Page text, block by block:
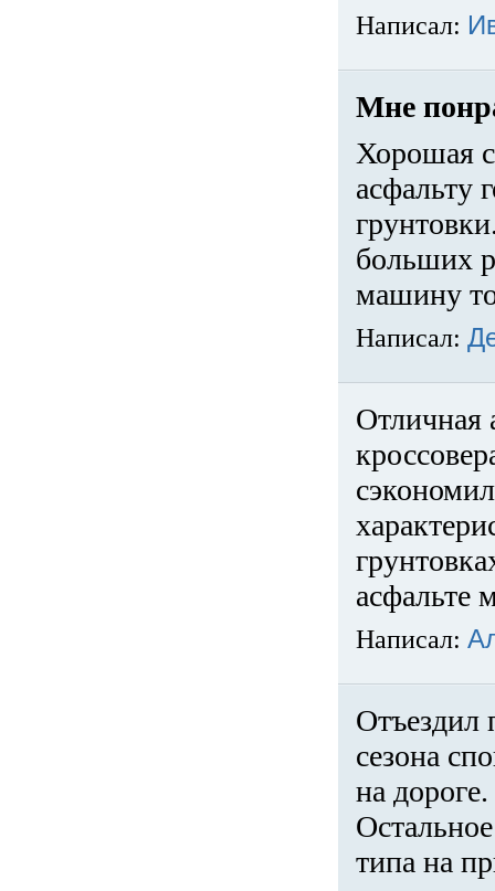
Написал:
Мне
Хорошая
асфальту
больших
машину
Написал:
Отличная
асфальте
Написал:
Отъездил
сезона
на
типа на